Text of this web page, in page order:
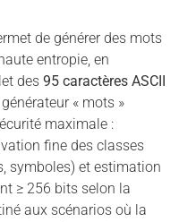
de générer des mots
entropie, en
des 95 caractères ASCII
« mots »
maximale :
fine des classes
symboles) et estimation
≥ 256 bits selon la
aux scénarios où la